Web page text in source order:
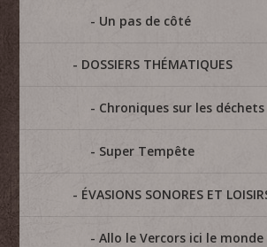
Un pas de côté
DOSSIERS THÉMATIQUES
Chroniques sur les déchets
Super Tempête
ÉVASIONS SONORES ET
Allo le Vercors ici le monde